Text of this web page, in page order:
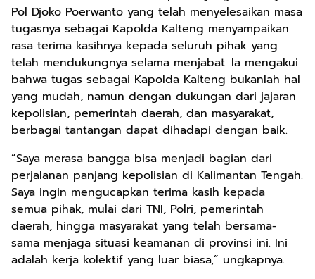
Pol Djoko Poerwanto yang telah menyelesaikan masa
tugasnya sebagai Kapolda Kalteng menyampaikan
rasa terima kasihnya kepada seluruh pihak yang
telah mendukungnya selama menjabat. Ia mengakui
bahwa tugas sebagai Kapolda Kalteng bukanlah hal
yang mudah, namun dengan dukungan dari jajaran
kepolisian, pemerintah daerah, dan masyarakat,
berbagai tantangan dapat dihadapi dengan baik.
“Saya merasa bangga bisa menjadi bagian dari
perjalanan panjang kepolisian di Kalimantan Tengah.
Saya ingin mengucapkan terima kasih kepada
semua pihak, mulai dari TNI, Polri, pemerintah
daerah, hingga masyarakat yang telah bersama-
sama menjaga situasi keamanan di provinsi ini. Ini
adalah kerja kolektif yang luar biasa,” ungkapnya.